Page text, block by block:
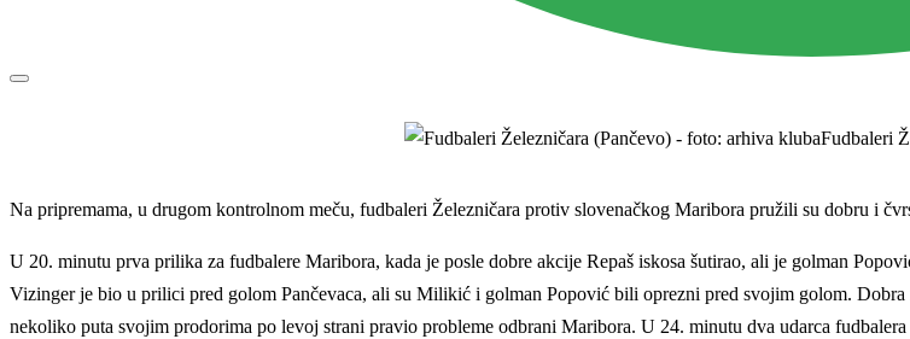
Fudbaleri
Na pripremama, u drugom kontrolnom meču, fudbaleri Železničara protiv slovenačkog Maribora pružili su dobru i
U 20. minutu prva prilika za fudbalere Maribora, kada je posle dobre akcije Repaš iskosa šutirao, ali je golman
Vizinger je bio u prilici pred golom Pančevaca, ali su Milikić i golman Popović bili oprezni pred svojim golom.
nekoliko puta svojim prodorima po levoj strani pravio probleme odbrani Maribora. U 24. minutu dva udarca